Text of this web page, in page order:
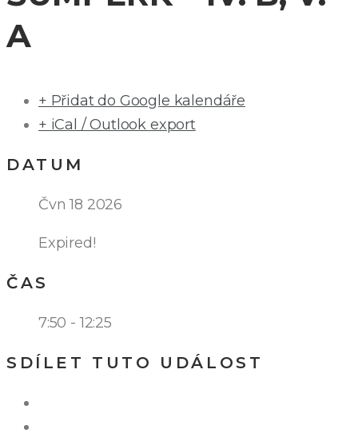
A
+ Přidat do Google kalendáře
+ iCal / Outlook export
DATUM
Čvn 18 2026
Expired!
ČAS
7:50 - 12:25
SDÍLET TUTO UDÁLOST